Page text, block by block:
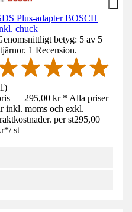
Plus-adapter BOSCH
chuck
betyg: 5 av 5
1 Recension.
1)
— 295,00 kr * Alla priser
inkl. moms och exkl.
per st295,00
*/ st